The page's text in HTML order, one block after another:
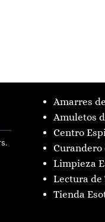
Amarres
Amuletos
Centro
Curandero
Limpieza
Lectura de
Tienda